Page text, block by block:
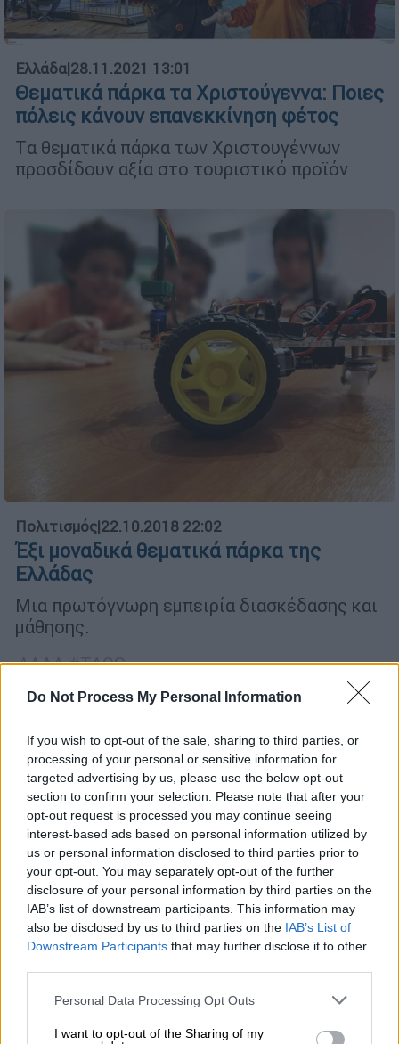
Do Not Process My Personal Information
If you wish to opt-out of the sale, sharing to third parties, or
processing of your personal or sensitive information for
targeted advertising by us, please use the below opt-out
section to confirm your selection. Please note that after your
opt-out request is processed you may continue seeing
interest-based ads based on personal information utilized by
us or personal information disclosed to third parties prior to
your opt-out. You may separately opt-out of the further
disclosure of your personal information by third parties on the
IAB’s list of downstream participants. This information may
also be disclosed by us to third parties on the IAB’s List of
Downstream Participants that may further disclose it to other
Please note that this website/app uses one or more Google
not limited to your visit or usage behaviour. You may click to
Personal Data Processing Opt Outs
I want to opt-out of the Sharing of my
Ελλάδα|28.11.2021 13:01
Θεματικά πάρκα τα Χριστούγεννα: Ποιες
πόλεις κάνουν επανεκκίνηση φέτος
Tα θεματικά πάρκα των Χριστουγέννων
προσδίδουν αξία στο τουριστικό προϊόν
Πολιτισμός|22.10.2018 22:02
Έξι μοναδικά θεματικά πάρκα της
Ελλάδας
Μια πρωτόγνωρη εμπειρία διασκέδασης και
μάθησης.
ΑΛΛΑ #TAGS
παιδί
Ιαπωνία
κινούμενα σχέδια
Χριστούγεννα
ειδήσεις
ειδήσεις τώρα
anime